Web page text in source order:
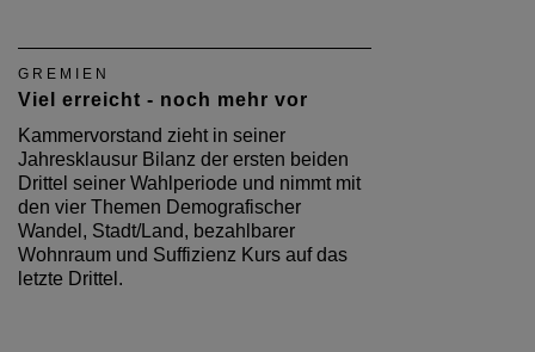
GREMIEN
Viel erreicht - noch mehr vor
Kammervorstand zieht in seiner
Jahresklausur Bilanz der ersten beiden
Drittel seiner Wahlperiode und nimmt mit
den vier Themen Demografischer
Wandel, Stadt/Land, bezahlbarer
Wohnraum und Suffizienz Kurs auf das
letzte Drittel.